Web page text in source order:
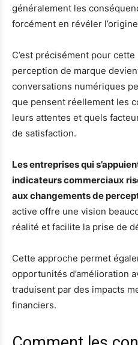
généralement les
forcément en révéler
C’est précisément pour cette
perception de marque
conversations numériques
que pensent réellement les
leurs attentes et quels
de satisfaction.
Les entreprises qui
indicateurs commerciaux
aux changements de
active offre une vision
réalité et facilite la prise de
Cette approche permet
opportunités d’amélioration
traduisent par des impacts
financiers.